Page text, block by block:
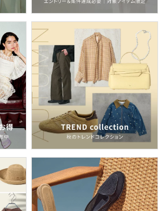
のムードで選ぶ白Tシャツ